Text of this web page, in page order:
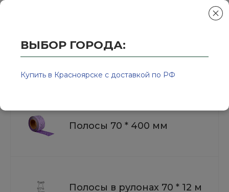
Колор-Авто - магазин лакокрасочной продукции и
Полоски шлифовальные
Полосы 70 * 400 мм
Полосы в рулонах 70 * 12 м
ВЫБОР ГОРОДА:
Купить в Красноярске с доставкой по РФ